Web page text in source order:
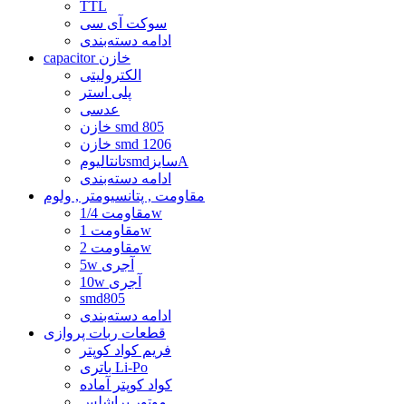
TTL
سوکت آی سی
ادامه دسته‌بندی
capacitor خازن
الکترولیتی
پلی استر
عدسی
خازن smd 805
خازن smd 1206
تانتالیومsmdسایزA
ادامه دسته‌بندی
مقاومت , پتانسیومتر , ولوم
مقاومت 1/4w
مقاومت 1w
مقاومت 2w
5w آجری
10w آجری
smd805
ادامه دسته‌بندی
قطعات ربات پروازی
فریم کواد کوپتر
باتری Li-Po
کواد کوپتر آماده